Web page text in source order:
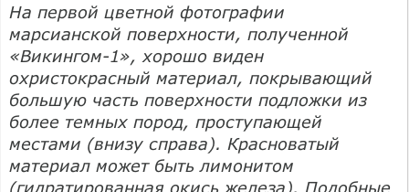
На первой цветной фотографии
марсианской поверхности, полученной
«Викингом-1», хорошо виден
охристокрасный материал, покрывающий
большую часть поверхности подложки из
более темных пород, проступающей
местами (внизу справа). Красноватый
материал может быть лимонитом
(гидратированная окись железа). Подобные